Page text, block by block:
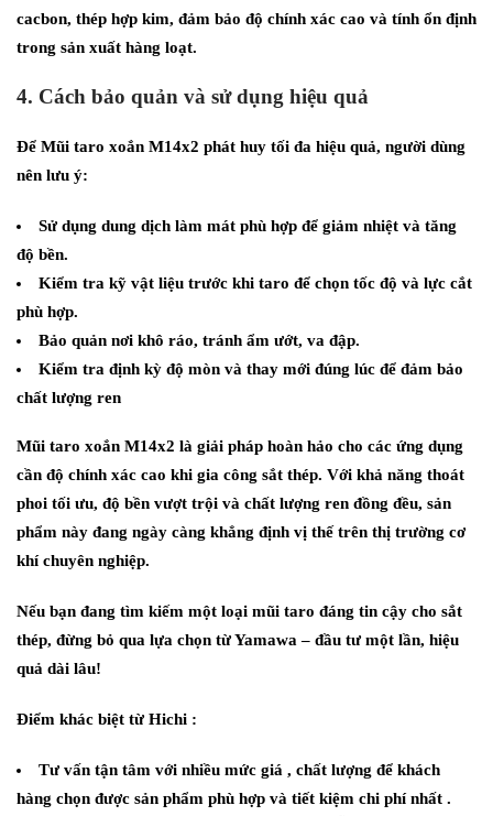
cacbon, thép hợp kim, đảm bảo độ chính xác cao và tính ổn định
trong sản xuất hàng loạt.
4. Cách bảo quản và sử dụng hiệu quả
Để Mũi taro xoắn M14x2 phát huy tối đa hiệu quả, người dùng
nên lưu ý:
Sử dụng dung dịch làm mát phù hợp để giảm nhiệt và tăng
độ bền.
Kiểm tra kỹ vật liệu trước khi taro để chọn tốc độ và lực cắt
phù hợp.
Bảo quản nơi khô ráo, tránh ẩm ướt, va đập.
Kiểm tra định kỳ độ mòn và thay mới đúng lúc để đảm bảo
chất lượng ren
Mũi taro xoắn M14x2 là giải pháp hoàn hảo cho các ứng dụng
cần độ chính xác cao khi gia công sắt thép. Với khả năng thoát
phoi tối ưu, độ bền vượt trội và chất lượng ren đồng đều, sản
phẩm này đang ngày càng khẳng định vị thế trên thị trường cơ
khí chuyên nghiệp.
Nếu bạn đang tìm kiếm một loại mũi taro đáng tin cậy cho sắt
thép, đừng bỏ qua lựa chọn từ Yamawa – đầu tư một lần, hiệu
quả dài lâu!
Điểm khác biệt từ Hichi :
Tư vấn tận tâm với nhiều mức giá , chất lượng để khách
hàng chọn được sản phẩm phù hợp và tiết kiệm chi phí nhất .